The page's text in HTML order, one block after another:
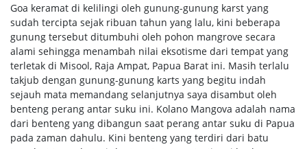
Goa keramat di kelilingi oleh gunung-gunung karst yang
sudah tercipta sejak ribuan tahun yang lalu, kini beberapa
gunung tersebut ditumbuhi oleh pohon mangrove secara
alami sehingga menambah nilai eksotisme dari tempat yang
terletak di Misool, Raja Ampat, Papua Barat ini. Masih terlalu
takjub dengan gunung-gunung karts yang begitu indah
sejauh mata memandang selanjutnya saya disambut oleh
benteng perang antar suku ini. Kolano Mangova adalah nama
dari benteng yang dibangun saat perang antar suku di Papua
pada zaman dahulu. Kini benteng yang terdiri dari batu